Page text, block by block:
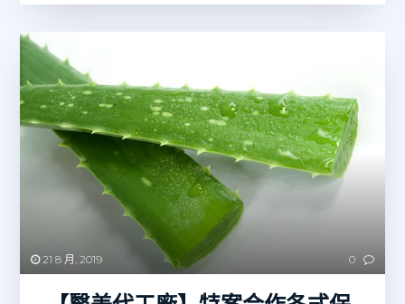
21 8 月, 2019 0